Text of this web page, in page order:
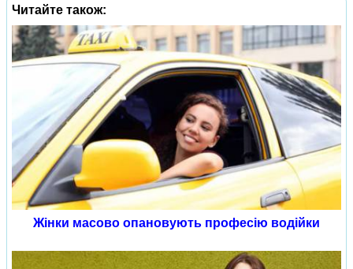
Читайте також:
Жінки масово опановують професію водійки